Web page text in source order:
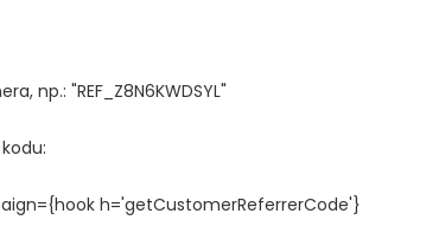
np.: "REF_Z8N6KWDSYL"
h='getCustomerReferrerCode'}